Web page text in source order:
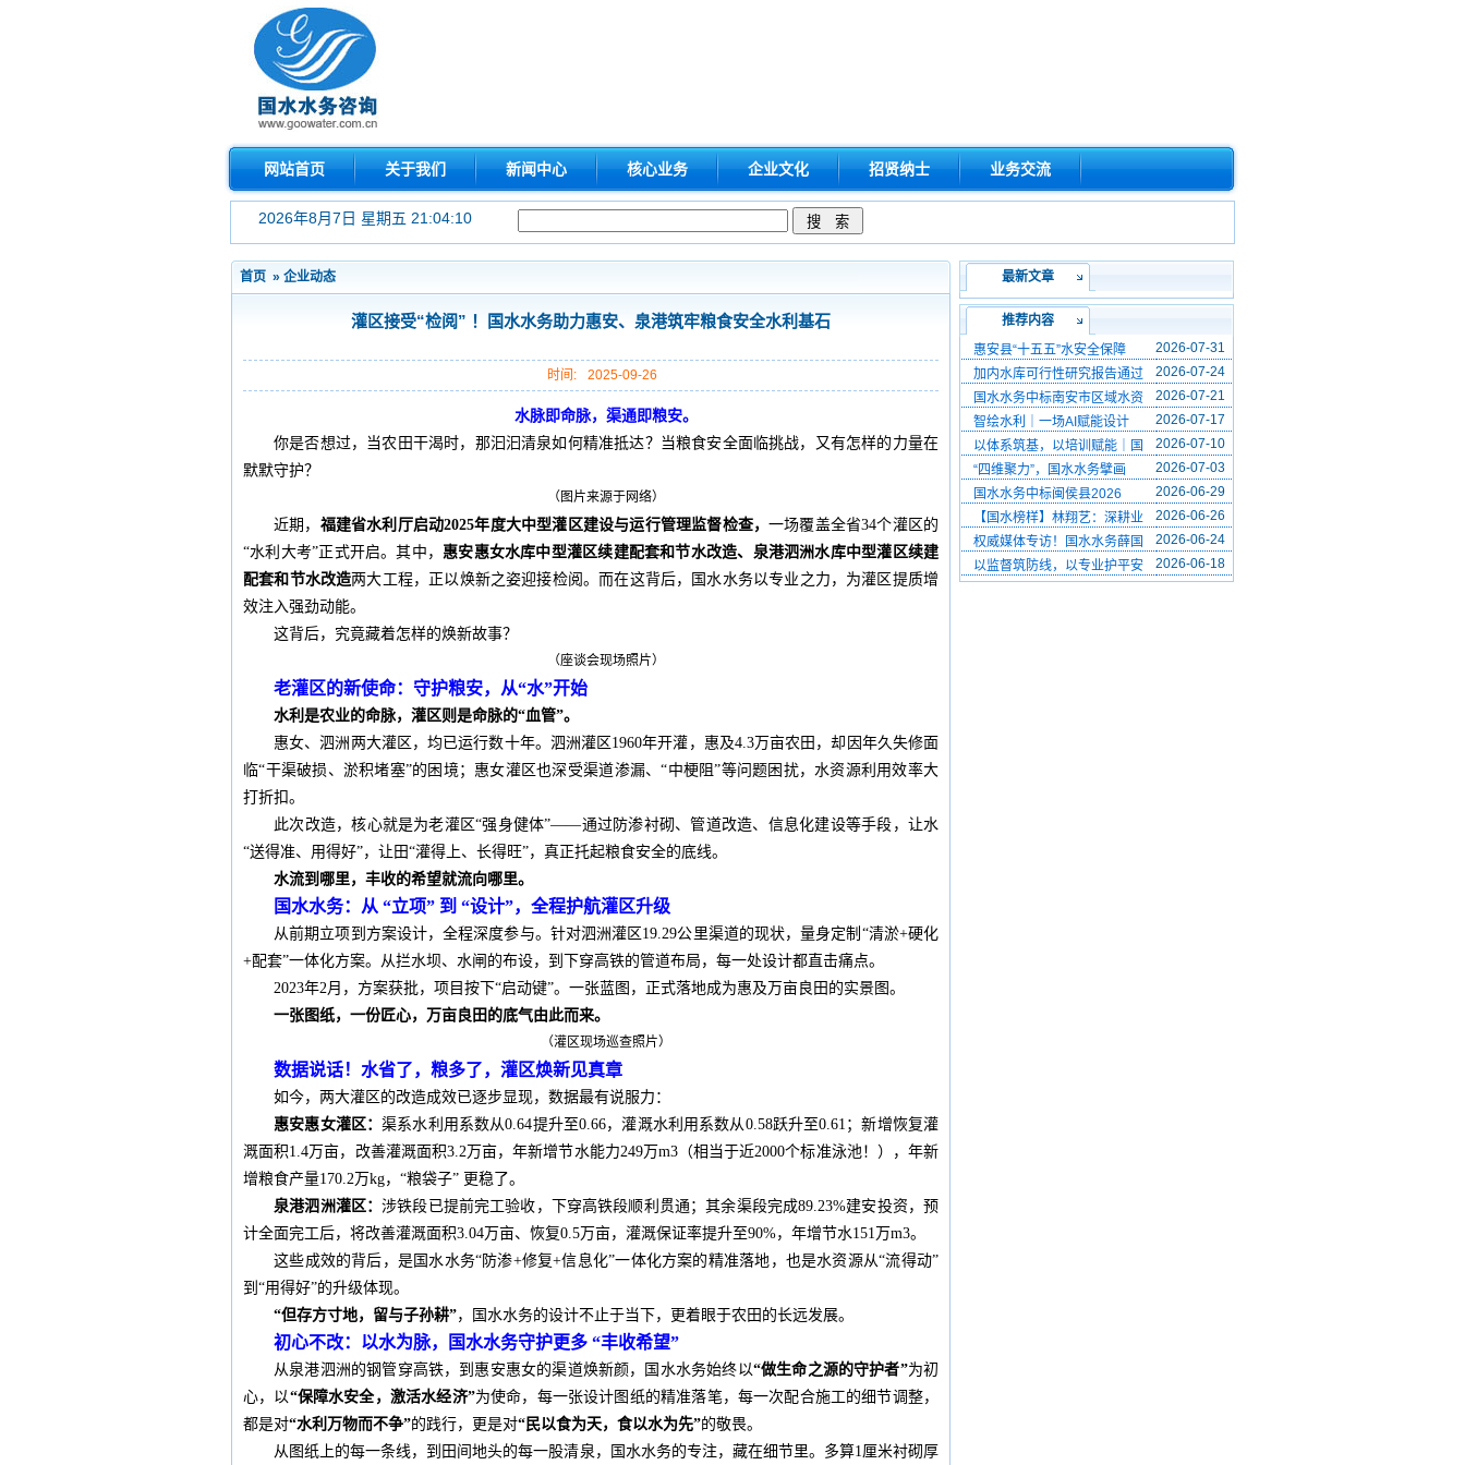
网站首页 关于我们 新闻中心 核心业务 企业文化 招贤纳士 业务交流
2026年8月7日 星期五 21:04:10
首页 » 企业动态
灌区接受“检阅” ！国水水务助力惠安、泉港筑牢粮食安全水利基石
时间: 2025-09-26
水脉即命脉，渠通即粮安。
你是否想过，当农田干渴时，那汩汩清泉如何精准抵达？当粮食安全面临挑战，又有怎样的力量在
默默守护？
（图片来源于网络）
近期， 福建省水利厅启动2025年度大中型灌区建设与运行管理监督检查，一场覆盖全省34个灌区的
“水利大考”正式开启。其中， 惠安惠女水库中型灌区续建配套和节水改造、泉港泗洲水库中型灌区续建
配套和节水改造两大工程，正以焕新之姿迎接检阅。而在这背后，国水水务以专业之力，为灌区提质增
效注入强劲动能。
这背后，究竟藏着怎样的焕新故事？
（座谈会现场照片）
老灌区的新使命：守护粮安，从“水”开始
水利是农业的命脉，灌区则是命脉的“血管”。
惠女、泗洲两大灌区，均已运行数十年。泗洲灌区1960年开灌，惠及4.3万亩农田，却因年久失修面
临“干渠破损、淤积堵塞”的困境；惠女灌区也深受渠道渗漏、“中梗阻”等问题困扰，水资源利用效率大
打折扣。
此次改造，核心就是为老灌区“强身健体”——通过防渗衬砌、管道改造、信息化建设等手段，让水
“送得准、用得好”，让田“灌得上、长得旺”，真正托起粮食安全的底线。
水流到哪里，丰收的希望就流向哪里。
国水水务：从 “立项” 到 “设计”，全程护航灌区升级
从前期立项到方案设计，全程深度参与。针对泗洲灌区19.29公里渠道的现状，量身定制“清淤+硬化
+配套”一体化方案。从拦水坝、水闸的布设，到下穿高铁的管道布局，每一处设计都直击痛点。
2023年2月，方案获批，项目按下“启动键”。一张蓝图，正式落地成为惠及万亩良田的实景图。
一张图纸，一份匠心，万亩良田的底气由此而来。
（灌区现场巡查照片）
数据说话！水省了，粮多了，灌区焕新见真章
如今，两大灌区的改造成效已逐步显现，数据最有说服力：
惠安惠女灌区：渠系水利用系数从0.64提升至0.66，灌溉水利用系数从0.58跃升至0.61；新增恢复灌
溉面积1.4万亩，改善灌溉面积3.2万亩，年新增节水能力249万m3（相当于近2000个标准泳池！），年新
增粮食产量170.2万kg，“粮袋子” 更稳了。
泉港泗洲灌区：涉铁段已提前完工验收，下穿高铁段顺利贯通；其余渠段完成89.23%建安投资，预
计全面完工后，将改善灌溉面积3.04万亩、恢复0.5万亩，灌溉保证率提升至90%，年增节水151万m3。
这些成效的背后，是国水水务“防渗+修复+信息化”一体化方案的精准落地，也是水资源从“流得动”
到“用得好”的升级体现。
“但存方寸地，留与子孙耕”，国水水务的设计不止于当下，更着眼于农田的长远发展。
初心不改：以水为脉，国水水务守护更多 “丰收希望”
从泉港泗洲的钢管穿高铁，到惠安惠女的渠道焕新颜，国水水务始终以“做生命之源的守护者”为初
心，以“保障水安全，激活水经济”为使命，每一张设计图纸的精准落笔，每一次配合施工的细节调整，
都是对“水利万物而不争”的践行，更是对“民以食为天，食以水为先”的敬畏。
从图纸上的每一条线，到田间地头的每一股清泉，国水水务的专注，藏在细节里。多算1厘米衬砌厚
最新文章
推荐内容
惠安县“十五五”水安全保障
2026-07-31
加内水库可行性研究报告通过
2026-07-24
国水水务中标南安市区域水资
2026-07-21
智绘水利｜一场AI赋能设计
2026-07-17
以体系筑基，以培训赋能｜国
2026-07-10
“四维聚力”，国水水务擘画
2026-07-03
国水水务中标闽侯县2026
2026-06-29
【国水榜样】林翔艺：深耕业
2026-06-26
权威媒体专访！国水水务薛国
2026-06-24
以监督筑防线，以专业护平安
2026-06-18